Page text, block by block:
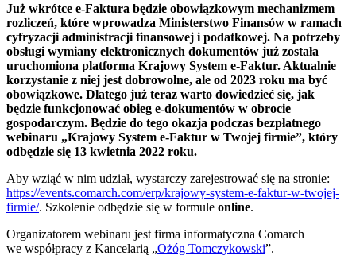
Już wkrótce e-Faktura będzie obowiązkowym mechanizmem
rozliczeń, które wprowadza Ministerstwo Finansów w ramach
cyfryzacji administracji finansowej i podatkowej. Na potrzeby
obsługi wymiany elektronicznych dokumentów już została
uruchomiona platforma Krajowy System e-Faktur. Aktualnie
korzystanie z niej jest dobrowolne, ale od 2023 roku ma być
obowiązkowe. Dlatego już teraz warto dowiedzieć się, jak
będzie funkcjonować obieg e-dokumentów w obrocie
gospodarczym. Będzie do tego okazja podczas bezpłatnego
webinaru „Krajowy System e-Faktur w Twojej firmie”, który
odbędzie się 13 kwietnia 2022 roku.
Aby wziąć w nim udział, wystarczy zarejestrować się na stronie:
https://events.comarch.com/erp/krajowy-system-e-faktur-w-twojej-
firmie/. Szkolenie odbędzie się w formule online.
Organizatorem webinaru jest firma informatyczna Comarch
we współpracy z Kancelarią „Ożóg Tomczykowski”.